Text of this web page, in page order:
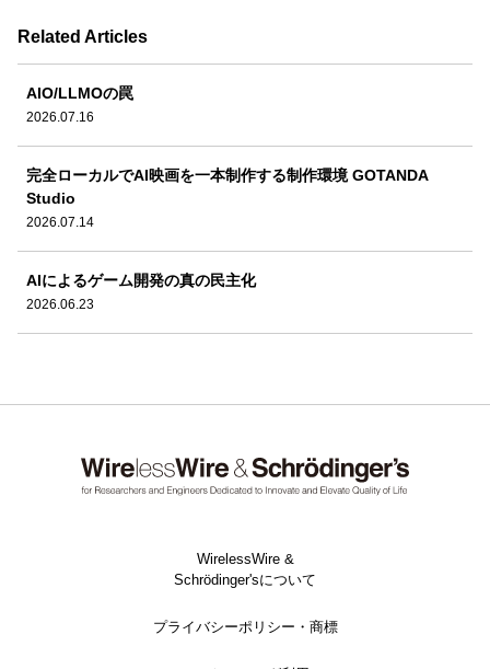
Related Articles
AIO/LLMOの罠
2026.07.16
完全ローカルでAI映画を一本制作する制作環境 GOTANDA
Studio
2026.07.14
AIによるゲーム開発の真の民主化
2026.06.23
WirelessWire &
Schrödinger'sについて
プライバシーポリシー・商標